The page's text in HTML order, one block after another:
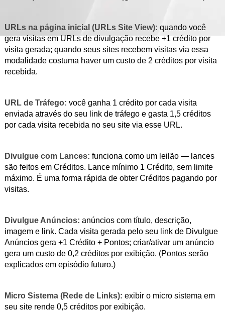
URLs na página inicial (URLs Site View): quando você
gera visitas em URLs de divulgação recebe +1 crédito por
visita gerada; quando seus sites recebem visitas via essa
modalidade costuma haver um custo de 2 créditos por visita
recebida.
URL de Tráfego: você ganha 1 crédito por cada visita
enviada através do seu link de tráfego e gasta 1,5 créditos
por cada visita recebida no seu site via esse URL.
Divulgue com Lances: funciona como um leilão — lances
são feitos em Créditos. Lance mínimo 1 Crédito, sem limite
máximo. É uma forma rápida de obter Créditos pagando por
visitas.
Divulgue Anúncios: anúncios com título, descrição,
imagem e link. Cada visita gerada pelo seu link de Divulgue
Anúncios gera +1 Crédito + Pontos; criar/ativar um anúncio
gera um custo de 0,2 créditos por exibição. (Pontos serão
explicados em episódio futuro.)
Micro Sistema (Rede de Links): exibir o micro sistema em
seu site rende 0,5 créditos por exibição.